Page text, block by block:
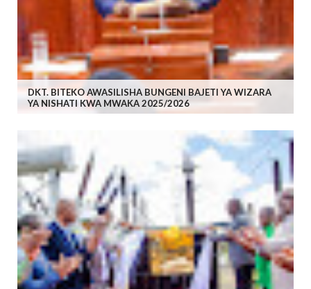
DKT. BITEKO AWASILISHA BUNGENI BAJETI YA WIZARA
YA NISHATI KWA MWAKA 2025/2026